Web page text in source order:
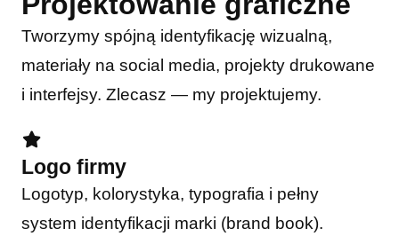
Tworzymy spójną identyfikację wizualną,
materiały na social media, projekty drukowane
i interfejsy. Zlecasz — my projektujemy.
Logo firmy
Logotyp, kolorystyka, typografia i pełny
system identyfikacji marki (brand book).